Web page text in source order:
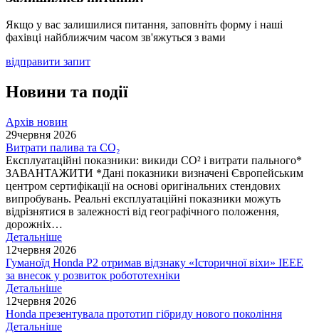
Якщо у вас залишилися питання, заповніть форму і наші
фахівці найближчим часом зв'яжуться з вами
відправити запит
Новини та події
Архів новин
29червня 2026
Витрати палива та CO₂
Експлуатаційні показники: викиди СО² і витрати пального*
ЗАВАНТАЖИТИ *Дані показники визначені Європейським
центром сертифікації на основі оригінальних стендових
випробувань. Реальні експлуатаційні показники можуть
відрізнятися в залежності від географічного положення,
дорожніх…
Детальніше
12червня 2026
Гуманоїд Honda P2 отримав відзнаку «Історичної віхи» IEEE
за внесок у розвиток робототехніки
Детальніше
12червня 2026
Honda презентувала прототип гібриду нового покоління
Детальніше